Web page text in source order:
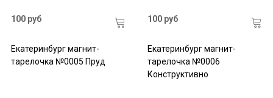
100 руб
Екатеринбург магнит-
тарелочка №0005 Пруд
100 руб
Екатеринбург магнит-
тарелочка №0006
Конструктивно